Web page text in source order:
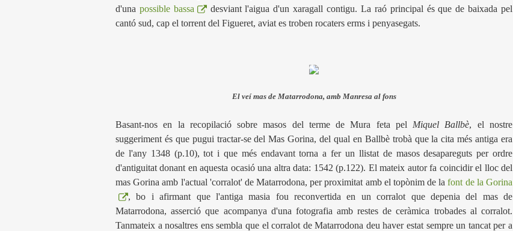
d'una possible bassa
desviant l'aigua d'un xaragall contigu. La raó principal és que de baixada pel
cantó sud, cap el torrent del Figueret, aviat es troben rocaters erms i penyasegats.
El veí mas de Matarrodona, amb Manresa al fons
Basant-nos en la recopilació sobre masos del terme de Mura feta pel Miquel Ballbè, el nostre
suggeriment és que pugui tractar-se del Mas Gorina, del qual en Ballbè trobà que la cita més antiga era
de l'any 1348 (p.10), tot i que més endavant torna a fer un llistat de masos desapareguts per ordre
d'antiguitat donant en aquesta ocasió una altra data: 1542 (p.122). El mateix autor fa coincidir el lloc del
mas Gorina amb l'actual 'corralot' de Matarrodona, per proximitat amb el topònim de lafont de la Gorina
, bo i afirmant que l'antiga masia fou reconvertida en un corralot que depenia del mas de
Matarrodona, asserció que acompanya d'una fotografia amb restes de ceràmica trobades al corralot.
Tanmateix a nosaltres ens sembla que el corralot de Matarrodona deu haver estat sempre un tancat per a